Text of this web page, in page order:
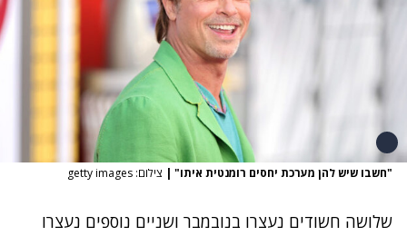
"חשבו שיש להן מערכת יחסים רומנטית איתו" | צילום: getty images
שלושה חשודים נעצרו בנובמבר ושניים נוספים נעצרו